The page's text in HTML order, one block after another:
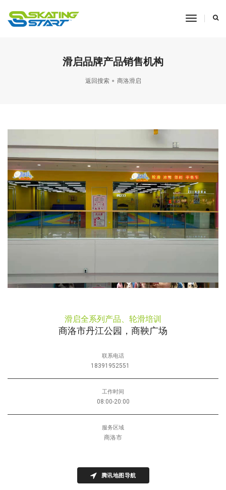
toggle
滑启品牌产品销售机构
返回搜索 商洛滑启
滑启全系列产品、轮滑培训
商洛市丹江公园，商鞅广场
联系电话
18391952551
工作时间
08:00-20:00
服务区域
商洛市
腾讯地图导航